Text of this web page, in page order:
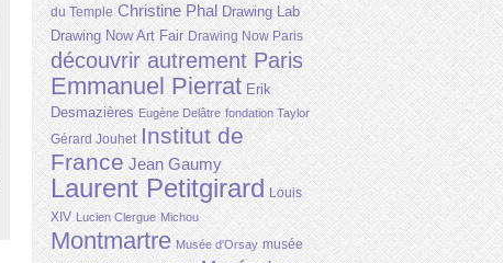
du Temple Christine Phal Drawing Lab
Drawing Now Art Fair Drawing Now Paris
découvrir autrement Paris
Emmanuel Pierrat Erik
Desmazières Eugène Delâtre fondation Taylor
Gérard Jouhet Institut de
France Jean Gaumy
Laurent Petitgirard Louis
XIV Lucien Clergue Michou
Montmartre Musée d'Orsay musée